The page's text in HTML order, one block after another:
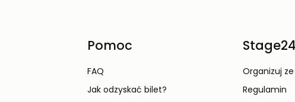
Pomoc
FAQ
Jak odzyskać bilet?
Stage24
Organizuj
Regulamin